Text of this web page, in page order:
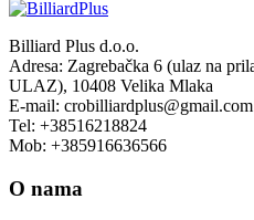
Billiard Plus d.o.o.
Adresa: Zagrebačka 6 (ulaz na
ULAZ), 10408 Velika Mlaka
E-mail: crobilliardplus@gmail.com
Tel: +38516218824
Mob: +385916636566
O nama